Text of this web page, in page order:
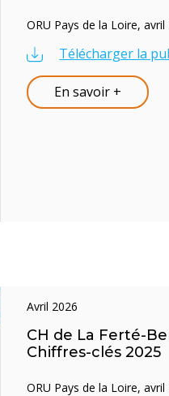
ORU Pays de la Loire, avril
Télécharger la
En savoir +
avril 2026
CH de La Ferté-
Chiffres-clés 2025
ORU Pays de la Loire, avril